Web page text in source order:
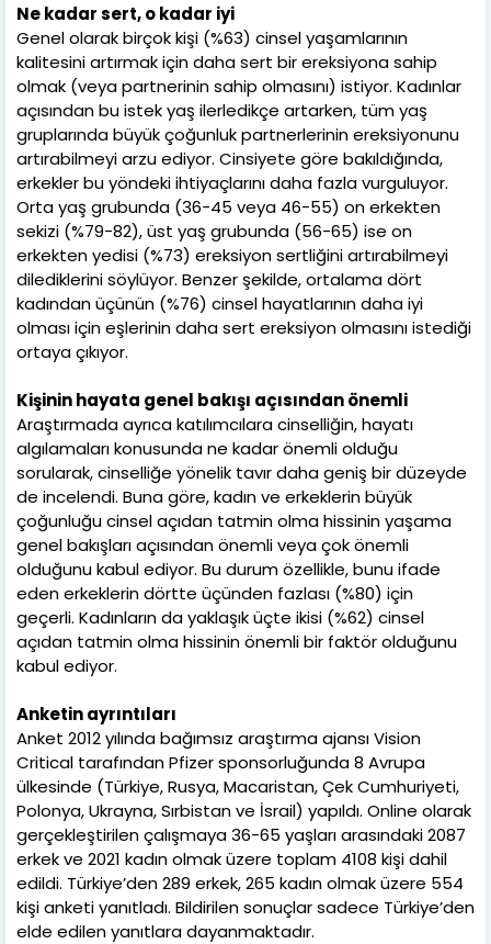
Ne kadar sert, o kadar iyi
Genel olarak birçok kişi (%63) cinsel yaşamlarının
kalitesini artırmak için daha sert bir ereksiyona sahip
olmak (veya partnerinin sahip olmasını) istiyor. Kadınlar
açısından bu istek yaş ilerledikçe artarken, tüm yaş
gruplarında büyük çoğunluk partnerlerinin ereksiyonunu
artırabilmeyi arzu ediyor. Cinsiyete göre bakıldığında,
erkekler bu yöndeki ihtiyaçlarını daha fazla vurguluyor.
Orta yaş grubunda (36-45 veya 46-55) on erkekten
sekizi (%79-82), üst yaş grubunda (56-65) ise on
erkekten yedisi (%73) ereksiyon sertliğini artırabilmeyi
dilediklerini söylüyor. Benzer şekilde, ortalama dört
kadından üçünün (%76) cinsel hayatlarının daha iyi
olması için eşlerinin daha sert ereksiyon olmasını istediği
ortaya çıkıyor.
Kişinin hayata genel bakışı açısından önemli
Araştırmada ayrıca katılımcılara cinselliğin, hayatı
algılamaları konusunda ne kadar önemli olduğu
sorularak, cinselliğe yönelik tavır daha geniş bir düzeyde
de incelendi. Buna göre, kadın ve erkeklerin büyük
çoğunluğu cinsel açıdan tatmin olma hissinin yaşama
genel bakışları açısından önemli veya çok önemli
olduğunu kabul ediyor. Bu durum özellikle, bunu ifade
eden erkeklerin dörtte üçünden fazlası (%80) için
geçerli. Kadınların da yaklaşık üçte ikisi (%62) cinsel
açıdan tatmin olma hissinin önemli bir faktör olduğunu
kabul ediyor.
Anketin ayrıntıları
Anket 2012 yılında bağımsız araştırma ajansı Vision
Critical tarafından Pfizer sponsorluğunda 8 Avrupa
ülkesinde (Türkiye, Rusya, Macaristan, Çek Cumhuriyeti,
Polonya, Ukrayna, Sırbistan ve İsrail) yapıldı. Online olarak
gerçekleştirilen çalışmaya 36-65 yaşları arasındaki 2087
erkek ve 2021 kadın olmak üzere toplam 4108 kişi dahil
edildi. Türkiye’den 289 erkek, 265 kadın olmak üzere 554
kişi anketi yanıtladı. Bildirilen sonuçlar sadece Türkiye’den
elde edilen yanıtlara dayanmaktadır.